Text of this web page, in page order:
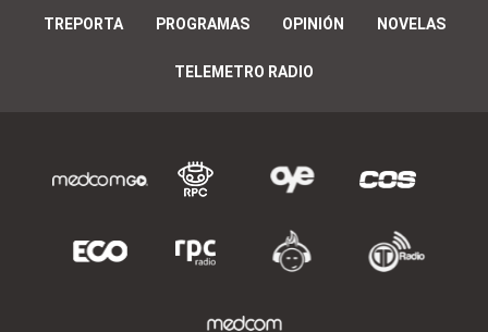
TREPORTA PROGRAMAS OPINIÓN NOVELAS
TELEMETRO RADIO